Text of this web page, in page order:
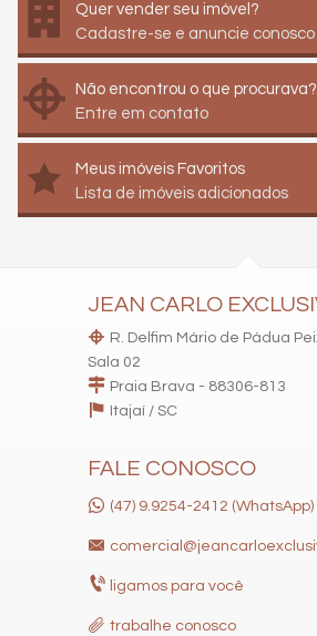
Quer vender seu imóvel?
Cadastre-se e anuncie conosco
Não encontrou o que procurava?
Entre em contato
Meus imóveis Favoritos
Lista de imóveis adicionados
JEAN CARLO
R. Delfim Mário de Pádua
Sala 02
Praia Brava - 88306-813
Itajaí / SC
FALE CONOSCO
(47) 9.9254-2412 (WhatsApp)
ligamos para você
trabalhe conosco